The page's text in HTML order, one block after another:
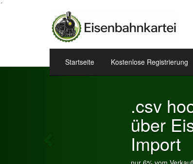
´
Startseite Kostenlose Registrierung
Sie können Ihre
Hompage
Previous